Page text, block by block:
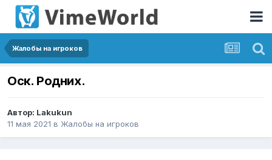
Жалобы на игроков
Оск. Родних.
Автор: Lakukun
11 мая 2021 в Жалобы на игроков